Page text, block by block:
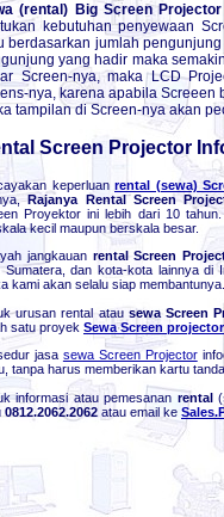
(rental) Big Screen Projector
kebutuhan penyewaan
berdasarkan jumlah
yang hadir maka
Screen-nya, maka LCD
nya, karena apabila
tampilan di Screen-nya akan
Screen Projector
keperluan rental (sewa)
Rajanya Rental Screen
Proyektor ini lebih dari 10
kecil maupun berskala besar.
jangkauan rental Screen
Sumatera, dan kota-kota lainnya
kami akan selalu siap membantunya.
urusan rental atau sewa Screen
satu proyek Sewa Screen projector
jasa sewa Screen Projector
tanpa harus memberikan kartu
informasi atau pemesanan rental (
0812.2062.2062 atau email ke